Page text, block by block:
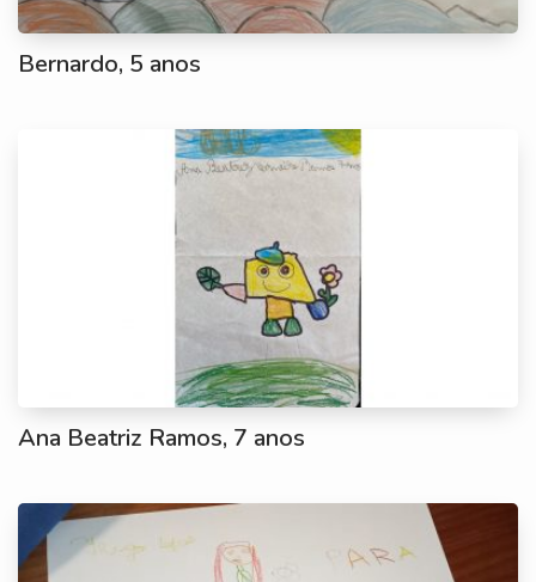
Bernardo, 5 anos
Ana Beatriz Ramos, 7 anos